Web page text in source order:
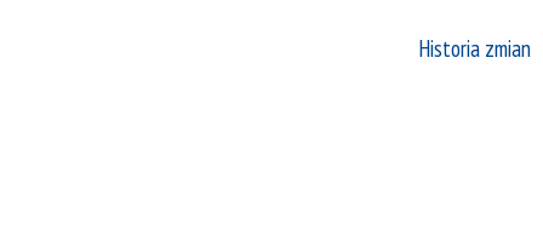
Historia zmian